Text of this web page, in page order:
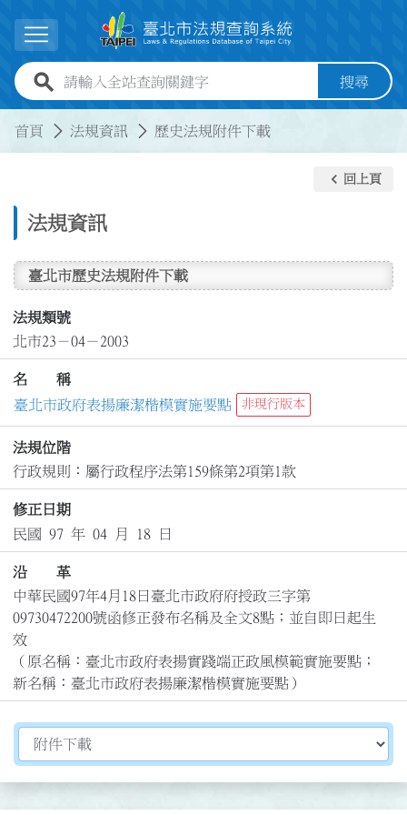
展開選單
全站查詢關鍵字欄位 搜尋
首頁 法規資訊 歷史法規附件下載
法規資訊
keyboard_arrow_left 回上頁
臺北市歷史法規附件下載
法規類號
北市23－04－2003
名 稱
臺北市政府表揚廉潔楷模實施要點
非現行版本
法規位階
行政規則：屬行政程序法第159條第2項第1款
修正日期
民國 97 年 04 月 18 日
沿 革
中華民國97年4月18日臺北市政府府授政三字第
09730472200號函修正發布名稱及全文8點；並自即日起生
效
（原名稱：臺北市政府表揚實踐端正政風模範實施要點；
新名稱：臺北市政府表揚廉潔楷模實施要點）
切換選擇法規資訊內容